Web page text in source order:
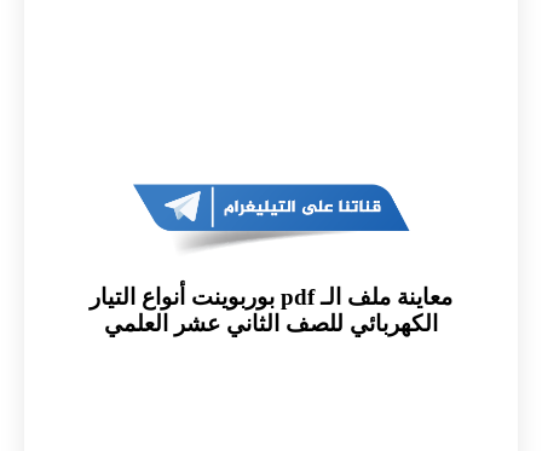
معاينة ملف الـ pdf بوربوينت أنواع التيار
الكهربائي للصف الثاني عشر العلمي